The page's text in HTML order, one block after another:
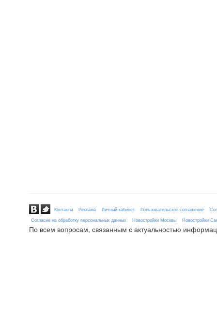
Контакты Реклама Личный кабинет Пользовательское соглашение
Согласие на обработку персональных данных
Новостройки Москвы Новостройки
По всем вопросам, связанным с актуальностью